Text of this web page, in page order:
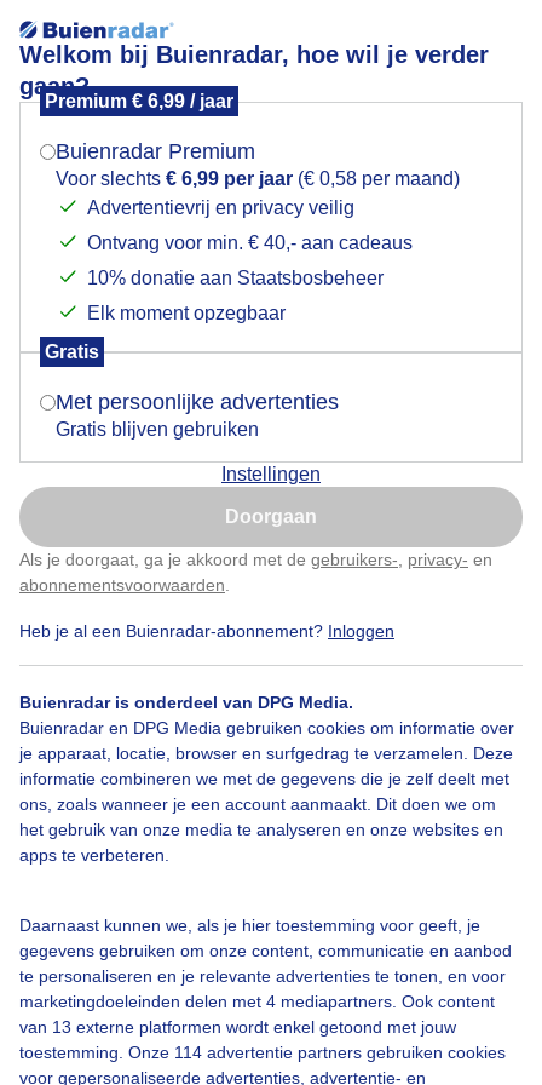
Welkom bij Buienradar, hoe wil je verder
gaan?
Premium € 6,99 / jaar
Buienradar Premium
Voor slechts € 6,99 per jaar (€ 0,58 per maand)
Advertentievrij en privacy veilig
Ontvang voor min. € 40,- aan cadeaus
10% donatie aan Staatsbosbeheer
Elk moment opzegbaar
Gratis
Met persoonlijke advertenties
Gratis blijven gebruiken
Instellingen
Doorgaan
Als je doorgaat, ga je akkoord met de gebruikers- privacy- en
abonnementsvoorwaarden
Heb je al een Buienradar-abonnement? Inloggen
Buienradar is onderdeel van DPG Media.
Buienradar en DPG Media gebruiken cookies om informatie over
je apparaat, locatie, browser en surfgedrag te verzamelen. Deze
informatie combineren we met de gegevens die je zelf deelt met
ons, zoals wanneer je een account aanmaakt. Dit doen we om
het gebruik van onze media te analyseren en onze websites en
apps te verbeteren.
Daarnaast kunnen we, als je hier toestemming voor geeft, je
gegevens gebruiken om onze content, communicatie en aanbod
te personaliseren en je relevante advertenties te tonen, en voor
marketingdoeleinden delen met 4 mediapartners. Ook content
van 13 externe platformen wordt enkel getoond met jouw
toestemming. Onze 114 advertentie partners gebruiken cookies
voor gepersonaliseerde advertenties, advertentie- en
markt
Een moment geduld aub...
Populaire categorieën
Lente
Zomer
Over Buienradar
Bedrijfsgegevens
Veelgestelde vragen
Contact
Toegankelijkheid
Buienradar Team
Privacy beleid
Cookie beleid
Privacy instellingen
Mogen we je locatie gebruiken voor het
Indien je hier nog geen akkoord op hebt gegeven,
verschijnt er zo een pop-up uit je browser waarin
Is goed, toon de popup
Nu niet, misschien later
Klik hierom dit aan te passen